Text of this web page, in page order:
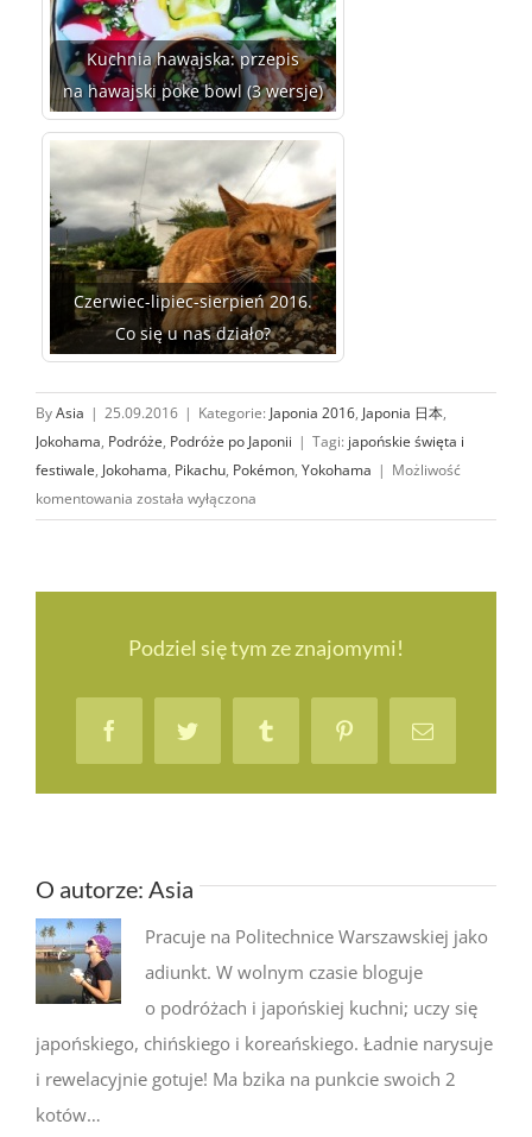
Kuchnia hawajska: przepis
na hawajski poke bowl (3 wersje)
Czerwiec-lipiec-sierpień 2016.
Co się u nas działo?
ByAsia | 25.09.2016 | Kategorie: Japonia 2016, Japonia 日本,
Jokohama, Podróże, Podróże po Japonii | Tagi: japońskie święta i
festiwale, Jokohama, Pikachu, Pokémon, Yokohama | Możliwość
komentowania Jokohama:
Pikachu
(Festiwal
została wyłączona
Podziel się tym ze znajomymi!
FacebookTwitter Tumblr PinterestEmail
O autorze: Asia
Pracuje na Politechnice Warszawskiej jako
adiunkt. W wolnym czasie bloguje
o podróżach i japońskiej kuchni; uczy się
japońskiego, chińskiego i koreańskiego. Ładnie narysuje
i rewelacyjnie gotuje! Ma bzika na punkcie swoich 2
kotów…